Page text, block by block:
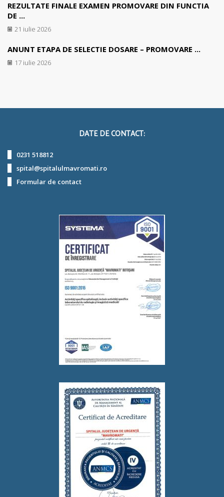
REZULTATE FINALE EXAMEN PROMOVARE DIN FUNCTIA
DE ...
21 iulie 2026
ANUNT ETAPA DE SELECTIE DOSARE – PROMOVARE ...
17 iulie 2026
DATE DE CONTACT:
0231 518812
spital@spitalulmavromati.ro
Formular de contact